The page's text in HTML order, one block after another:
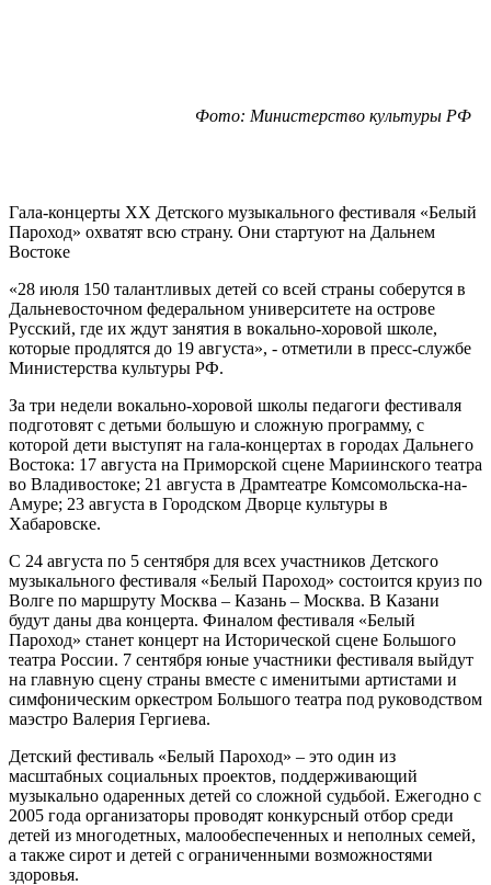
Фото: Министерство культуры РФ
Гала-концерты ХХ Детского музыкального фестиваля «Белый
Пароход» охватят всю страну. Они стартуют на Дальнем
Востоке
«28 июля 150 талантливых детей со всей страны соберутся в
Дальневосточном федеральном университете на острове
Русский, где их ждут занятия в вокально-хоровой школе,
которые продлятся до 19 августа», - отметили в пресс-службе
Министерства культуры РФ.
За три недели вокально-хоровой школы педагоги фестиваля
подготовят с детьми большую и сложную программу, с
которой дети выступят на гала-концертах в городах Дальнего
Востока: 17 августа на Приморской сцене Мариинского театра
во Владивостоке; 21 августа в Драмтеатре Комсомольска-на-
Амуре; 23 августа в Городском Дворце культуры в
Хабаровске.
С 24 августа по 5 сентября для всех участников Детского
музыкального фестиваля «Белый Пароход» состоится круиз по
Волге по маршруту Москва – Казань – Москва. В Казани
будут даны два концерта. Финалом фестиваля «Белый
Пароход» станет концерт на Исторической сцене Большого
театра России. 7 сентября юные участники фестиваля выйдут
на главную сцену страны вместе с именитыми артистами и
симфоническим оркестром Большого театра под руководством
маэстро Валерия Гергиева.
Детский фестиваль «Белый Пароход» – это один из
масштабных социальных проектов, поддерживающий
музыкально одаренных детей со сложной судьбой. Ежегодно с
2005 года организаторы проводят конкурсный отбор среди
детей из многодетных, малообеспеченных и неполных семей,
а также сирот и детей с ограниченными возможностями
здоровья.